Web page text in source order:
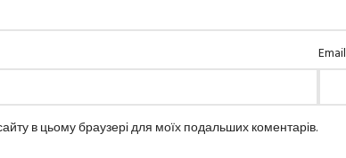
Email
в цьому браузері для моїх подальших коментарів.